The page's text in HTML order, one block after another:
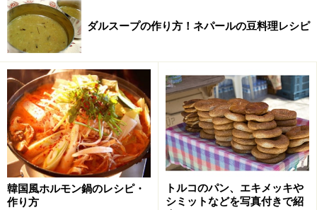
フライパン1つで、本格的な“台湾焼きビーフン” を手軽に作
ることができます
ひと口食べると、五香粉のエキゾチックな香りが広がる
中にも、辛さは控えめでうまみがしっかり出ています。
やわらかなビーフンは細めでボリューミーながら食べや
すく、干しえびやナッツをトッピングしていることで風
味豊かで食感もGood。
ダルスープの作り方！ネパールの豆料理レシピ
韓国風ホルモン鍋のレシピ・
作り方
トルコのパン、エキメッキや
シミットなどを写真付きで紹